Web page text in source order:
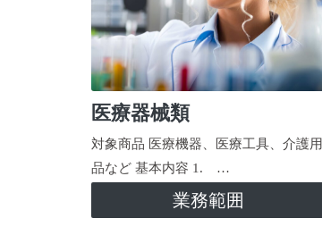
医療器械類
対象商品 医療機器、医療工具、介護用
品など 基本内容 1. …
業務範囲